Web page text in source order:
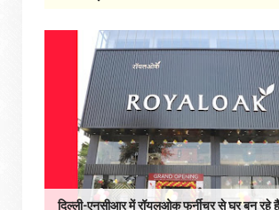
दिल्ली-एनसीआर में रॉयलओक फर्नीचर से घर बन रहे